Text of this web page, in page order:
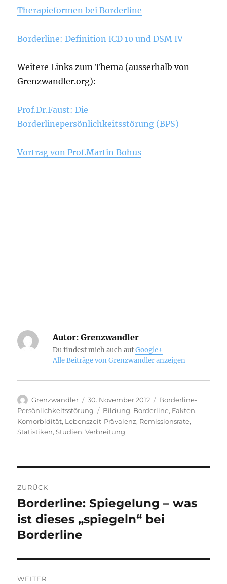
Therapieformen bei Borderline
Borderline: Definition ICD 10 und DSM IV
Weitere Links zum Thema (ausserhalb von
Grenzwandler.org):
Prof.Dr.Faust: Die
Borderlinepersönlichkeitsstörung (BPS)
Vortrag von Prof.Martin Bohus
Autor: Grenzwandler
Du findest mich auch aufGoogle+
Alle Beiträge von Grenzwandler anzeigen
Autor
Grenzwandler
Veröffentlicht
am
30. November 2012 Kategorien
Borderline-
Persönlichkeitsstörung
Schlagwörter
Bildung, Borderline, Fakten,
Komorbidität, Lebenszeit-Prävalenz, Remissionsrate,
Statistiken,Studien,Verbreitung
ZURÜCK
Vorheriger
Beitrag:
Borderline: Spiegelung – was
ist dieses „spiegeln“ bei
Borderline
WEITER